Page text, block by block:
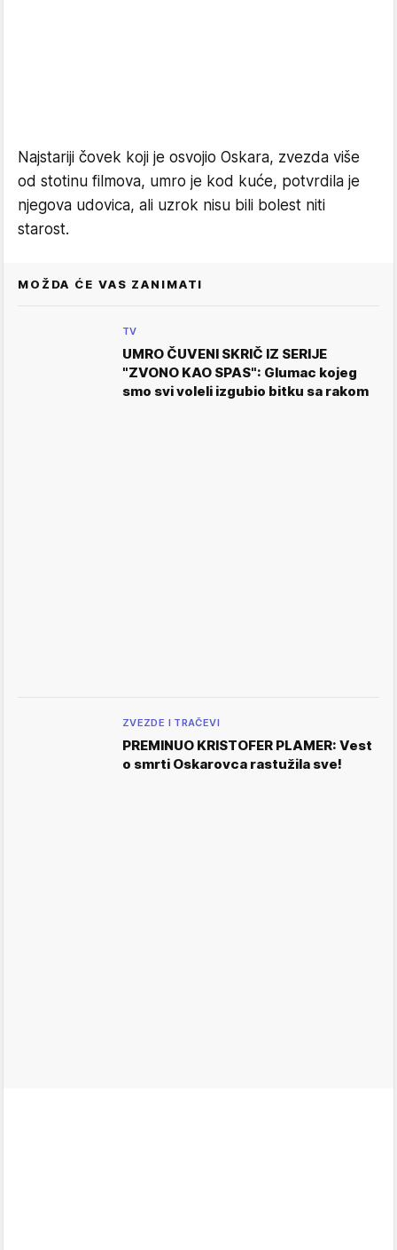
Najstariji čovek koji je osvojio Oskara, zvezda više
od stotinu filmova, umro je kod kuće, potvrdila je
njegova udovica, ali uzrok nisu bili bolest niti
starost.
MOŽDA ĆE VAS ZANIMATI
TV
UMRO ČUVENI SKRIČ IZ SERIJE
"ZVONO KAO SPAS": Glumac kojeg
smo svi voleli izgubio bitku sa rakom
ZVEZDE I TRAČEVI
PREMINUO KRISTOFER PLAMER: Vest
o smrti Oskarovca rastužila sve!